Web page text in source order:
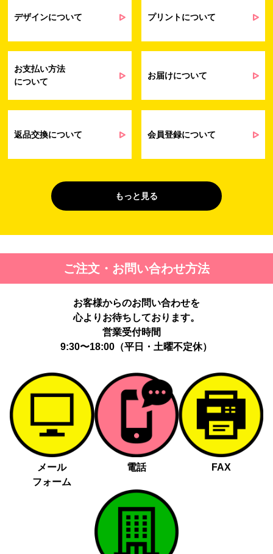
会員管理業務
提供するサービス（サポート業務を含む）
は営業およびマーケティング活動（セミナ
ターなど）に関連する情報を、電子メー
問い合わせへの対応のため
た場合のご対応のため
受託業務
（間接取得）
契約した小売店より委託された先への納
４. 個人情報を第三者に提供することが予定される場合の事項
第三者に提供する目的：パーソナライズ広告配信および効果測定・
最適化のため。
提供する個人情報の項目：Cookie 等の識別子、広告 ID、閲覧・行
動履歴、IP、ブラウザ・端末情報、（同意時）メールアドレス等の
提供の手段又は方法：当社ウェブサイトのタグ・SDK・API 等に
よる安全な電送、又は管理コンソールからの連携。
提供先：広告配信事業者（例：Google LLC等）。
個人情報の取り扱いに関する契約：提供先と個人情報取扱い契約
す。
お客様の個人情報は、以下掲げる場合以外に、事前にご本人の同意
無く第三者に提供することはありません。
法令に基づく場合
人の生命、身体又は財産の保護にために必要がある場合であっ
て、本人の同意を得る事が困難であるとき
公衆衛生の向上又は児童の健全な育成の推進のために特に必要
がある場合であって、本人の同意を得る事が困難であるとき
国の機関若しくは地方公共団体又はその委託を受けた者が法令
の定める事務を遂行することに対して協力する必要がある場合
デザインについて プリントについて
お支払い方法
について
お届けについて
返品交換について 会員登録について
もっと見る
ご注文・お問い合わせ方法
お客様からのお問い合わせを
心よりお待ちしております。
営業受付時間
9:30〜18:00（平日・土曜不定休）
メール
フォーム
電話 FAX